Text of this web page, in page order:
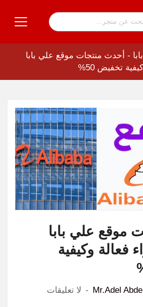
- أحدث منتجات موقع علي بابا
تخفيض 50%
موقع علي بابا
فعالة وكيفية
Mr.Adel لا تعليقات